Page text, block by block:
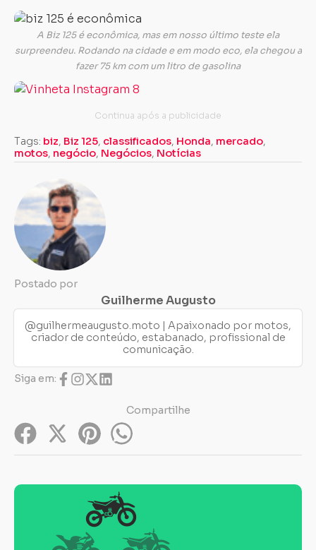
A Biz 125 é econômica, mas em nosso último teste ela
surpreendeu. Rodando na cidade e em modo eco, ela chegou a
fazer 75 km com um litro de gasolina
Tags: biz, Biz 125, classificados, Honda, mercado,
motos, negócio, Negócios, Notícias
Postado por
Guilherme Augusto
@guilhermeaugusto.moto | Apaixonado por motos,
criador de conteúdo, estabanado, profissional de
comunicação.
Siga em:
Compartilhe